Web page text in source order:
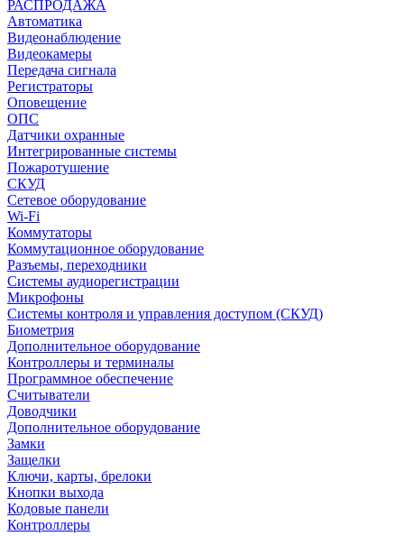
РАСПРОДАЖА
Автоматика
Видеонаблюдение
Видеокамеры
Передача сигнала
Регистраторы
Оповещение
ОПС
Датчики охранные
Интегрированные системы
Пожаротушение
СКУД
Сетевое оборудование
Wi-Fi
Коммутаторы
Коммутационное оборудование
Разъемы, переходники
Системы аудиорегистрации
Микрофоны
Системы контроля и управления доступом (СКУД)
Биометрия
Дополнительное оборудование
Контроллеры и терминалы
Программное обеспечение
Считыватели
Доводчики
Дополнительное оборудование
Замки
Защелки
Ключи, карты, брелоки
Кнопки выхода
Кодовые панели
Контроллеры